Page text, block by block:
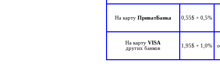
На карту ПриватБанка 0,55$ + 0,5%
На картуVISA
других банков
1,95$ + 1,0%